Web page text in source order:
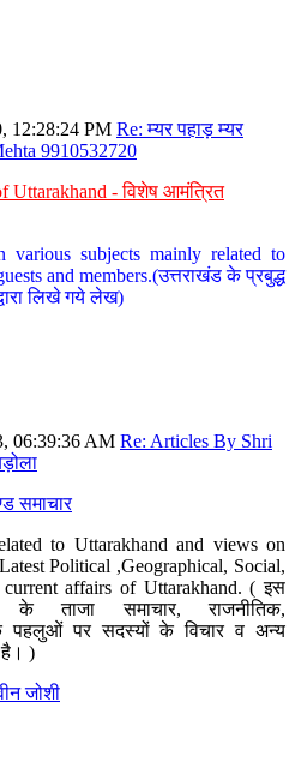
12:28:24 PM Re: म्यर पहाड़ म्यर
9910532720
Uttarakhand - विशेष आमंत्रित
subjects mainly related to
and members.(उत्तराखंड के प्रबुद्ध
लिखे गये लेख)
06:39:36 AM Re: Articles By Shri
समाचार
to Uttarakhand and views on
Political ,Geographical, Social,
affairs of Uttarakhand. ( इस
ताजा समाचार, राजनीतिक,
पहलुओं पर सदस्यों के विचार व अन्य
है। )
जोशी